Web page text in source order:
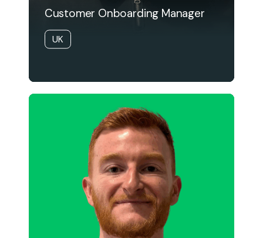
Customer Onboarding Manager
UK